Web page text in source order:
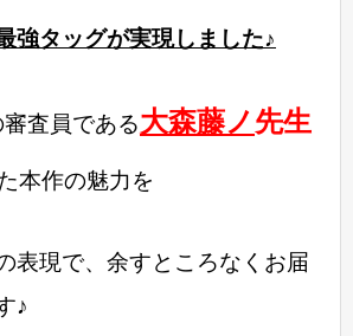
強タッグが実現しました♪
査員である大森藤ノ先生
本作の魅力を
表現で、余すところなくお届
♪